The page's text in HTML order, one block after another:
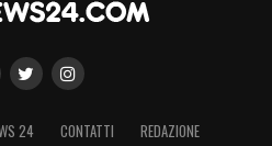
24 CONTATTI
REDAZIONE